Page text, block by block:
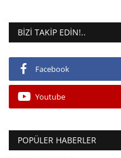
BIZI TAKIP EDIN!..
Facebook
Youtube
POPÜLER HABERLER